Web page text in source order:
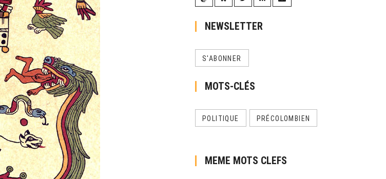
NEWSLETTER
S'ABONNER
MOTS-CLÉS
POLITIQUE PRÉCOLOMBIEN
MEME MOTS CLEFS